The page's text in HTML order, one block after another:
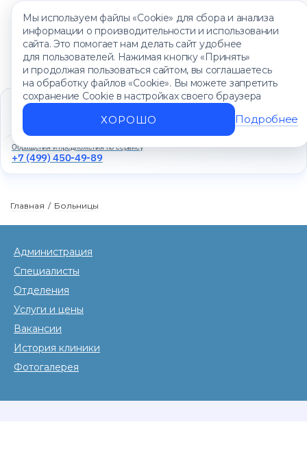
Мы используем файлы «Cookie» для сбора и анализа
информации о производительности и использовании
сайта. Это помогает нам делать сайт удобнее
для пользователей. Нажимая кнопку «Принять»
и продолжая пользоваться сайтом, вы соглашаетесь
на обработку файлов «Cookie». Вы можете запретить
сохранение Cookie в настройках своего браузера
ХОРОШО Подробнее
Единый контакт-центр
+7 (499) 450-88-89
Ежедневно с 8:00 до 20:00
Обращения и предложения по сервису
+7 (499) 450-49-89
Главная / Больницы
Администрация
Специалисты
Отделения
Услуги и цены
Вакансии
История клиники
Фотогалерея